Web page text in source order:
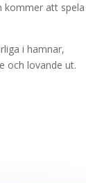
kommer att spela
i hamnar,
och lovande ut.